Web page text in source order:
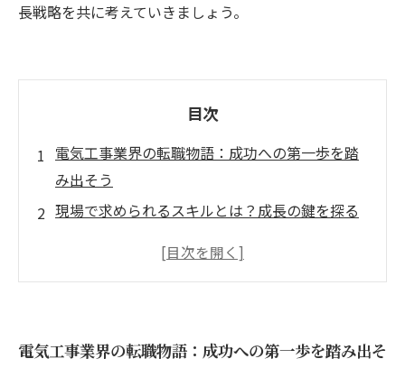
長戦略を共に考えていきましょう。
目次
電気工事業界の転職物語：成功への第一歩を踏
み出そう
現場で求められるスキルとは？成長の鍵を探る
最新技術習得の挑戦：自分をアップデートする
変化の激しい業界で勝ち抜くための成長戦略ま
電気工事業界の転職物語：成功への第一歩を踏み出そ